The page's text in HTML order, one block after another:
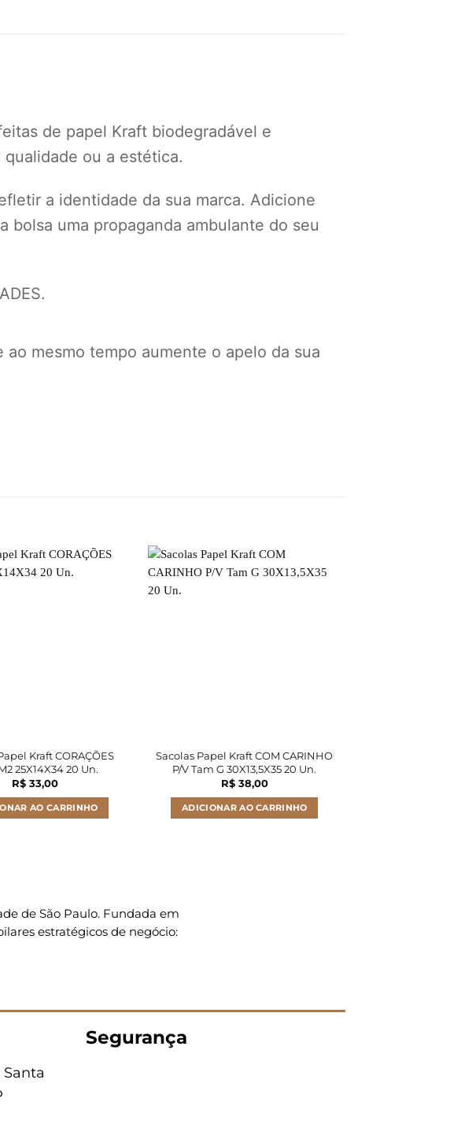
de papel Kraft biodegradável e
ou a estética.
a identidade da sua marca. Adicione
uma propaganda ambulante do seu
mesmo tempo aumente o apelo da sua
Kraft CORAÇÕES
25X14X34 20 Un.
R$ 33,00
AO CARRINHO
Sacolas Papel Kraft COM CARINHO
P/V Tam G 30X13,5X35 20 Un.
R$38,00
ADICIONAR AO CARRINHO
de São Paulo. Fundada em
estratégicos de negócio:
Segurança